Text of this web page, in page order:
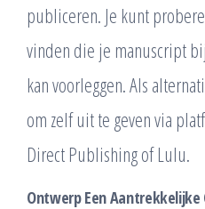
publiceren. Je kunt
vinden die je manuscript
kan voorleggen. Als
om zelf uit te geven via
Direct Publishing of Lulu.
Ontwerp Een Aantrekkelijke